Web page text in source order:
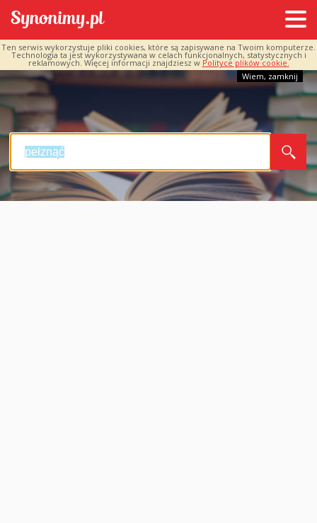
Ten serwis wykorzystuje pliki cookies, które są zapisywane na Twoim komputerze.
Technologia ta jest wykorzystywana w celach funkcjonalnych, statystycznych i
reklamowych. Więcej informacji znajdziesz w Polityce plików cookie.
Wiem, zamknij